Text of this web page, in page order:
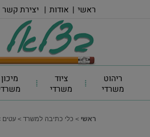
ראשי | אודות | יצירת קשר
ריהוט
משרדי
ציוד
משרדי
מיכון
ראשי > כלי כתיבה למשרד > עטים